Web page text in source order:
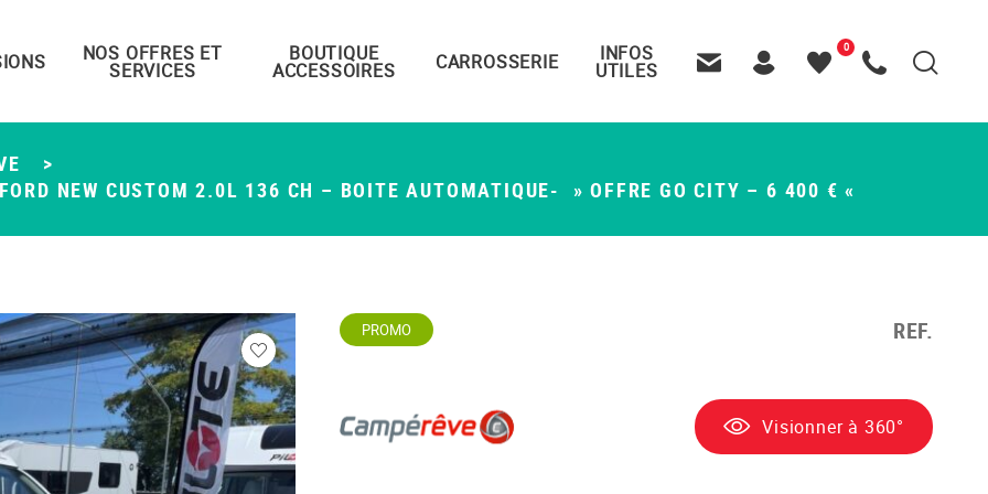
NOS OFFRES ET
SERVICES
BOUTIQUE
ACCESSOIRES CARROSSERIE INFOS
UTILES
Recherche
0
>
NEW CUSTOM 2.0L 136 CH – BOITE AUTOMATIQUE- » OFFRE GO CITY – 6 400 € «
Veuillez
vous
connecter
PROMO REF.
Visionner à 360°